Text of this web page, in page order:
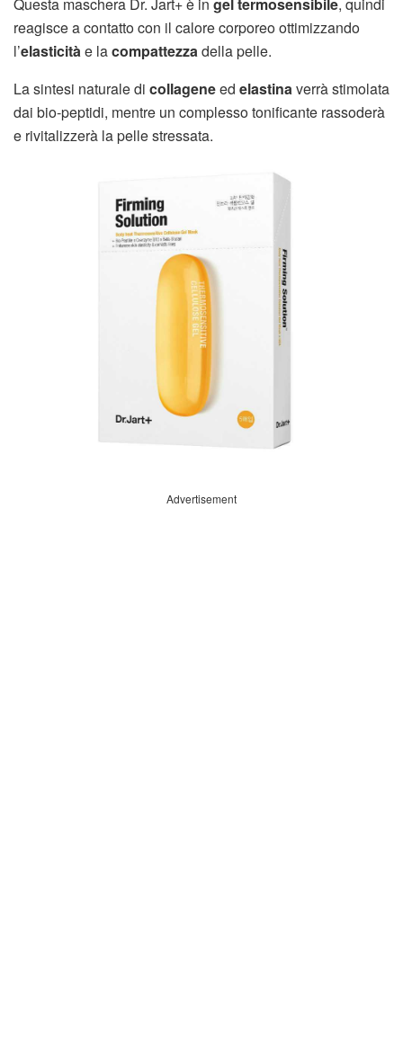
reagisce a contatto con il calore corporeo ottimizzando
l’elasticitàe lacompattezzadella pelle.
La sintesi naturale di collageneed elastinaverrà stimolata
dai bio-peptidi, mentre un complesso tonificante rassoderà
e rivitalizzerà la pelle stressata.
Advertisement